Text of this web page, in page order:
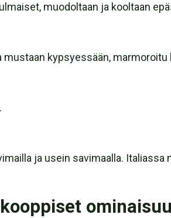
muodoltaan ja kooltaan
kypsyessään,
ja usein savimaalla.